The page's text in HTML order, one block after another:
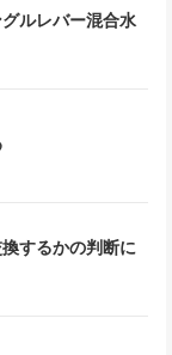
ルレバー混合水
するかの判断に